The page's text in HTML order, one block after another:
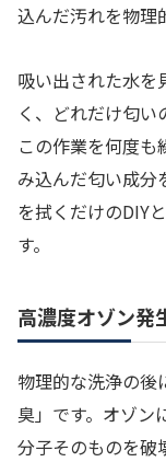
込んだ汚れを物理
吸い出された水を
く、どれだけ匂い
この作業を何度
み込んだ匂い成分
を拭くだけのDIY
す。
高濃度オゾン発
物理的な洗浄の後
臭」です。オゾン
分子そのものを破